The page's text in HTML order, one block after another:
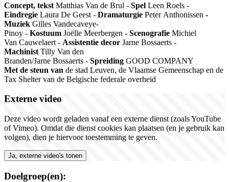
Concept, tekst Matthias Van de Brul - Spel Leen Roels -
Eindregie Laura De Geest - Dramaturgie Peter Anthonissen -
Muziek Gilles Vandecaveye-
Pinoy - Kostuum Joëlle Meerbergen - Scenografie Michiel
Van Cauwelaert - Assistentie decor Jarne Bossaerts -
Machinist Tilly Van den
Branden/Jarne Bossaerts - Spreiding GOOD COMPANY
Met de steun van de stad Leuven, de Vlaamse Gemeenschap en de
Tax Shelter van de Belgische federale overheid
Externe video
Deze video wordt geladen vanaf een externe dienst (zoals YouTube
of Vimeo). Omdat die dienst cookies kan plaatsen (en je gebruik kan
volgen), dien je hiervoor toestemming te geven.
Ja, externe video's tonen
Doelgroep(en):